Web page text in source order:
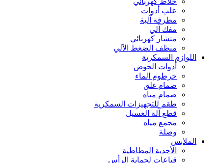
علب أدوات
مطرقة آلية
مفك آلي
منشار كهربائي
منظف الضغط الآلي
اللوازم السمكرية
أدوات الحوض
خرطوم الماء
صمام غلق
صمام مياه
طقم للتجهيزات السمكرية
قطع آلة الغسيل
مجمع مياه
وصلة
الملابس
الأحذية المطاطية
قباعات لحماية الرأس